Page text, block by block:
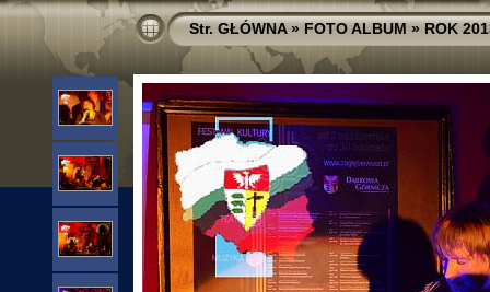
Str. GŁÓWNA»FOTO ALBUM»ROK